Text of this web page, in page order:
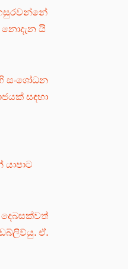
යි
සංශෝධන
සඳහා
ඒ.